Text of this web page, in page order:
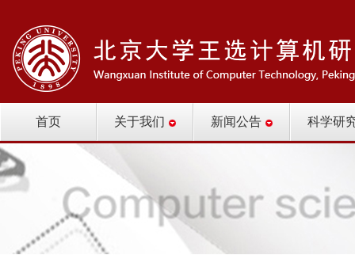
首页 关于我们 新闻公告 科学研